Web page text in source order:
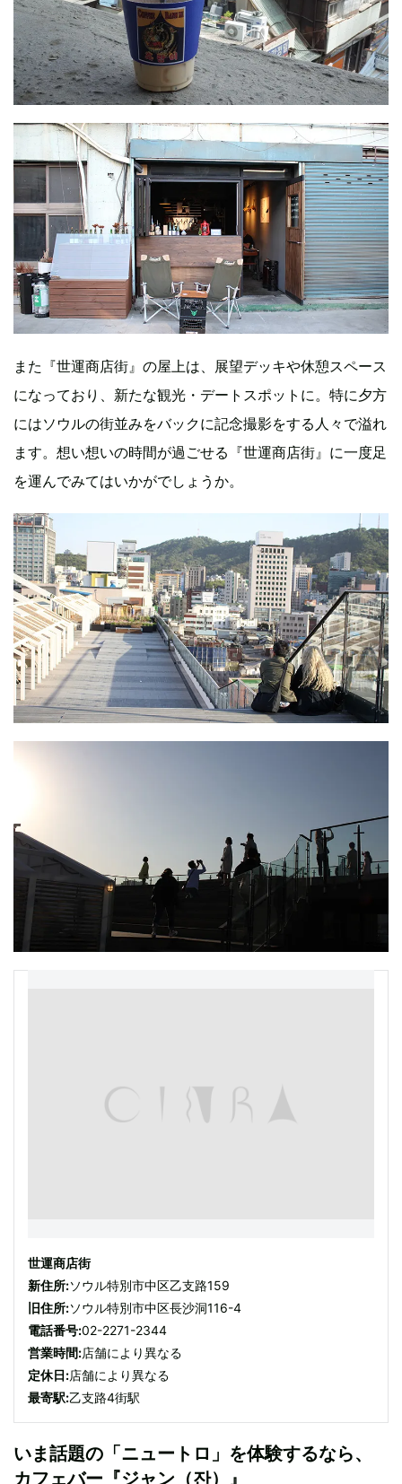
また『世運商店街』の屋上は、展望デッキや休憩スペース
になっており、新たな観光・デートスポットに。特に夕方
にはソウルの街並みをバックに記念撮影をする人々で溢れ
ます。想い想いの時間が過ごせる『世運商店街』に一度足
を運んでみてはいかがでしょうか。
世運商店街
新住所:ソウル特別市中区乙支路159
旧住所:ソウル特別市中区長沙洞116-4
電話番号:02-2271-2344
営業時間:店舗により異なる
定休日:店舗により異なる
最寄駅:乙支路4街駅
いま話題の「ニュートロ」を体験するなら、
カフェバー『ジャン（잔）』